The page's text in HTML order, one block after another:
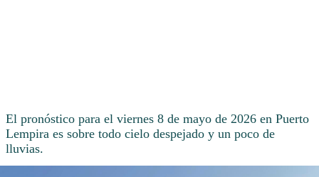
El pronóstico para el viernes 8 de mayo de 2026 en Puerto
Lempira es sobre todo cielo despejado y un poco de
lluvias.